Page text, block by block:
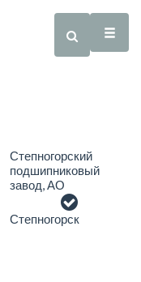
Степногорский
подшипниковый
завод, АО
Степногорск